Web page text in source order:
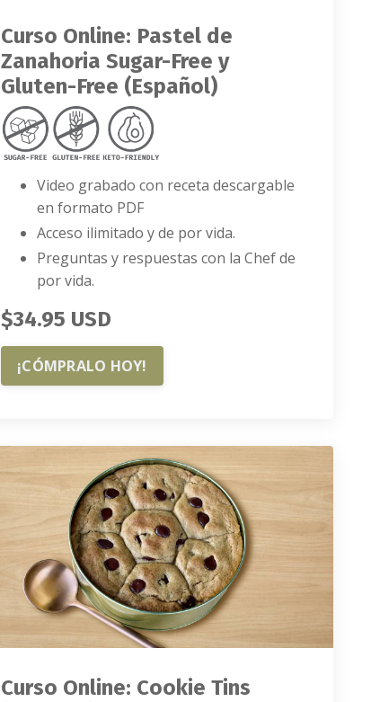
Curso Online: Pastel de
Zanahoria Sugar-Free y
Gluten-Free (Español)
Video grabado con receta descargable
en formato PDF
Acceso ilimitado y de por vida.
Preguntas y respuestas con la Chef de
por vida.
$34.95 USD
¡CÓMPRALO HOY!
Curso Online: Cookie Tins